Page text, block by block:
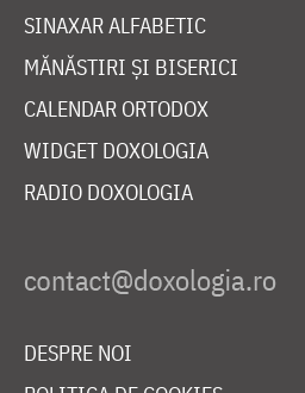
SINAXAR ALFABETIC
MĂNĂSTIRI ȘI BISERICI
CALENDAR ORTODOX
WIDGET DOXOLOGIA
RADIO DOXOLOGIA
DESPRE NOI